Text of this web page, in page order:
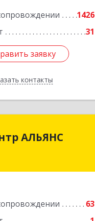
1426
31
заявку
контакты
Подробнее
заявку
Назад
АЛЬЯНС
63
Подробнее